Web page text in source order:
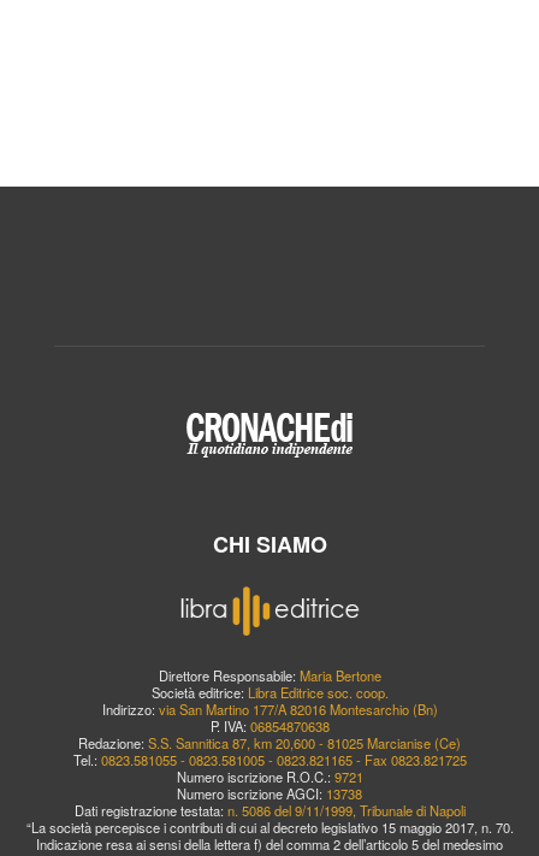
CHI SIAMO
Direttore Responsabile: Maria Bertone
Società editrice: Libra Editrice soc. coop.
Indirizzo: via San Martino 177/A 82016 Montesarchio (Bn)
P. IVA: 06854870638
Redazione: S.S. Sannitica 87, km 20,600 - 81025 Marcianise (Ce)
Tel.: 0823.581055 - 0823.581005 - 0823.821165 - Fax 0823.821725
Numero iscrizione R.O.C.: 9721
Numero iscrizione AGCI: 13738
Dati registrazione testata: n. 5086 del 9/11/1999, Tribunale di Napoli
“La società percepisce i contributi di cui al decreto legislativo 15 maggio 2017, n. 70.
Indicazione resa ai sensi della lettera f) del comma 2 dell’articolo 5 del medesimo